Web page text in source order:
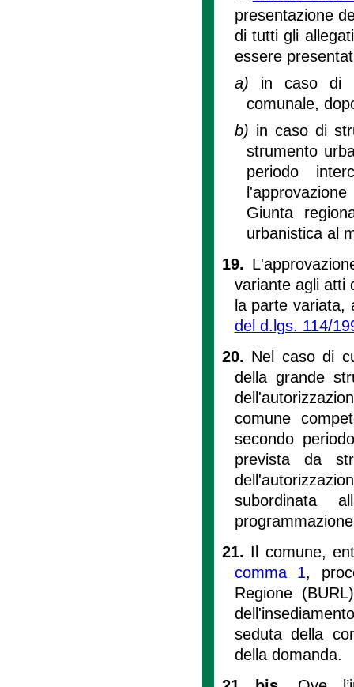
presentazione
di tutti gli
essere
a) in caso di
comunale,
b) in caso di
strumento
periodo
Giunta
urbanistica al
19.
variante agli atti
la parte variata,
del d.lgs. 114/
20. Nel caso di
della grande
comune
secondo
prevista da
subordinata
21. Il comune,
comma 1,
Regione
seduta della
della domanda.